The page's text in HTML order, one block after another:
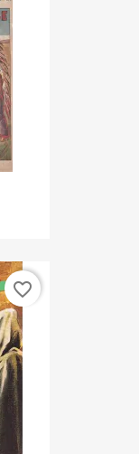
favorite_border